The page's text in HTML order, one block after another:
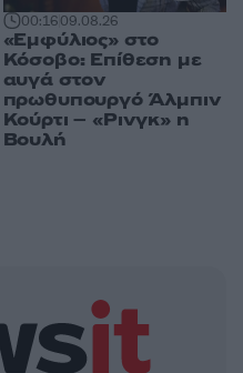
00:1609.08.26
«Εμφύλιος» στο
Κόσοβο: Επίθεση με
αυγά στον
πρωθυπουργό Άλμπιν
Κούρτι – «Ρινγκ» η
Βουλή